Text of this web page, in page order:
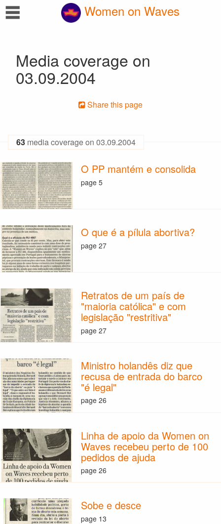
☰ Women on Waves
Media coverage on
03.09.2004
Share this page
63 media coverage on 03.09.2004
O PP mantém e consolida
page 5
O que é a pílula abortiva?
page 27
Retratos de um país de
"maioria católica" e com
legislação "restritiva"
page 27
Ministro holandês diz que
recusa de entrada do barco
"é legal"
page 26
Linha de apoio da Women on
Waves recebeu perto de 100
pedidos de ajuda
page 26
Sobe e desce
page 13